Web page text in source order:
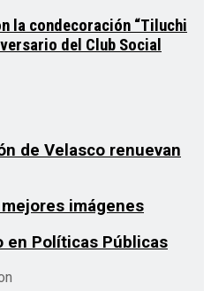
la condecoración “Tiluchi
del Club Social
de Velasco renuevan
imágenes
en Políticas Públicas